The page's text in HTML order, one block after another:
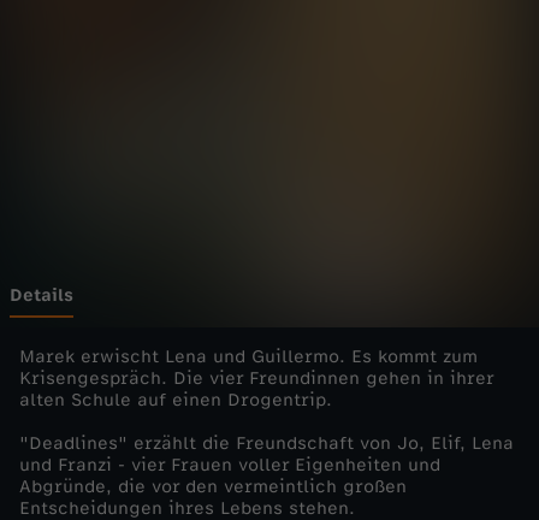
h
m
e
t
Details
Marek erwischt Lena und Guillermo. Es kommt zum
Krisengespräch. Die vier Freundinnen gehen in ihrer
alten Schule auf einen Drogentrip.
"Deadlines" erzählt die Freundschaft von Jo, Elif, Lena
und Franzi - vier Frauen voller Eigenheiten und
Abgründe, die vor den vermeintlich großen
Entscheidungen ihres Lebens stehen.